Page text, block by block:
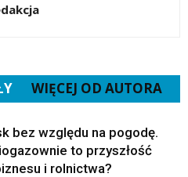
WIĘCEJ OD AUTORA
bez względu na pogodę.
to przyszłość
i rolnictwa?